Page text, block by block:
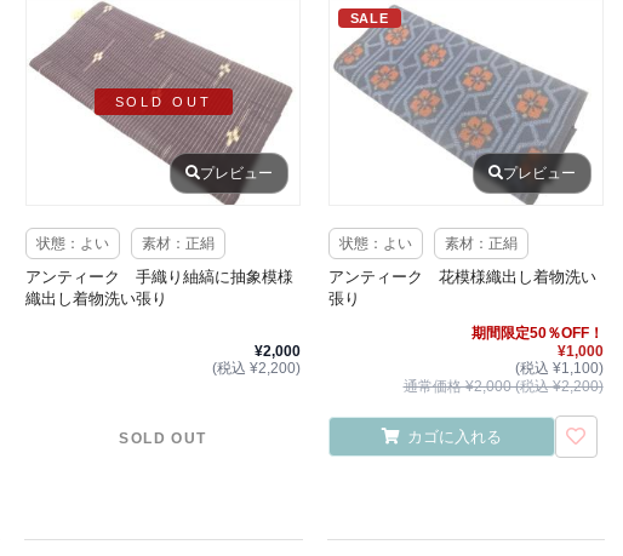
SOLD OUT
プレビュー
状態：よい 素材：正絹
アンティーク 手織り紬縞に抽象模様
織出し着物洗い張り
¥2,000
(税込 ¥2,200)
SOLD OUT
SALE
プレビュー
状態：よい 素材：正絹
アンティーク 花模様織出し着物洗い
張り
期間限定50％OFF！
¥1,000
(税込 ¥1,100)
通常価格 ¥2,000 (税込 ¥2,200)
カゴに入れる